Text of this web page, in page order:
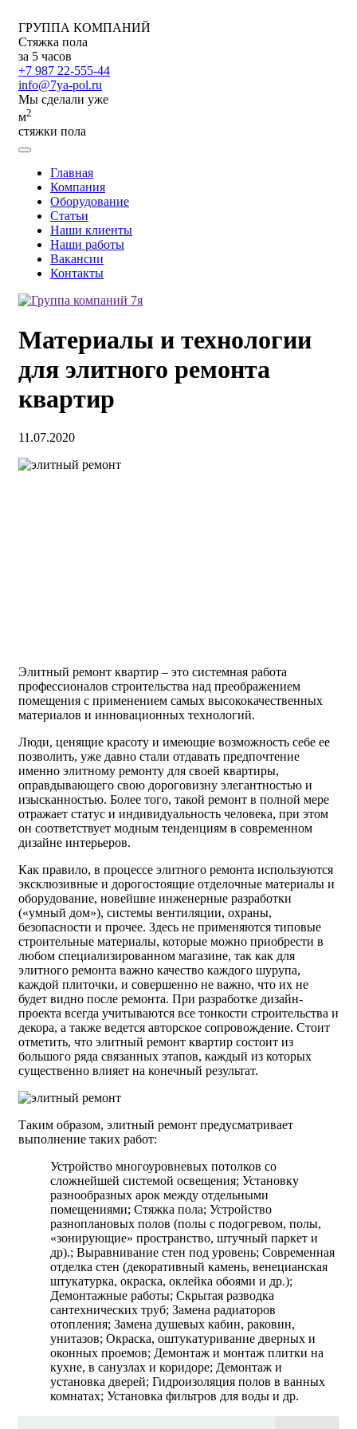
ГРУППА КОМПАНИЙ
Стяжка пола
за 5 часов
+7 987 22-555-44
info@7ya-pol.ru
Мы сделали уже
м2
стяжки пола
Главная
Компания
Оборудование
Статьи
Наши клиенты
Наши работы
Вакансии
Контакты
Материалы и технологии
для элитного ремонта
квартир
11.07.2020
Элитный ремонт квартир – это системная работа
профессионалов строительства над преображением
помещения с применением самых высококачественных
материалов и инновационных технологий.
Люди, ценящие красоту и имеющие возможность себе ее
позволить, уже давно стали отдавать предпочтение
именно элитному ремонту для своей квартиры,
оправдывающего свою дороговизну элегантностью и
изысканностью. Более того, такой ремонт в полной мере
отражает статус и индивидуальность человека, при этом
он соответствует модным тенденциям в современном
дизайне интерьеров.
Как правило, в процессе элитного ремонта используются
эксклюзивные и дорогостоящие отделочные материалы и
оборудование, новейшие инженерные разработки
(«умный дом»), системы вентиляции, охраны,
безопасности и прочее. Здесь не применяются типовые
строительные материалы, которые можно приобрести в
любом специализированном магазине, так как для
элитного ремонта важно качество каждого шурупа,
каждой плиточки, и совершенно не важно, что их не
будет видно после ремонта. При разработке дизайн-
проекта всегда учитываются все тонкости строительства и
декора, а также ведется авторское сопровождение. Стоит
отметить, что элитный ремонт квартир состоит из
большого ряда связанных этапов, каждый из которых
существенно влияет на конечный результат.
Таким образом, элитный ремонт предусматривает
выполнение таких работ:
Устройство многоуровневых потолков со
сложнейшей системой освещения; Установку
разнообразных арок между отдельными
помещениями; Стяжка пола; Устройство
разноплановых полов (полы с подогревом, полы,
«зонирующие» пространство, штучный паркет и
др).; Выравнивание стен под уровень; Современная
отделка стен (декоративный камень, венецианская
штукатурка, окраска, оклейка обоями и др.);
Демонтажные работы; Скрытая разводка
сантехнических труб; Замена радиаторов
отопления; Замена душевых кабин, раковин,
унитазов; Окраска, оштукатуривание дверных и
оконных проемов; Демонтаж и монтаж плитки на
кухне, в санузлах и коридоре; Демонтаж и
установка дверей; Гидроизоляция полов в ванных
комнатах; Установка фильтров для воды и др.